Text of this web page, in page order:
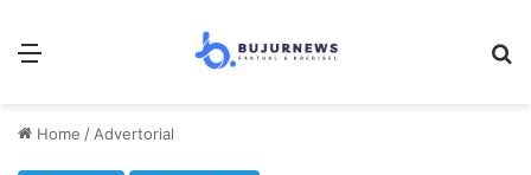
Menu
Home / Advertorial